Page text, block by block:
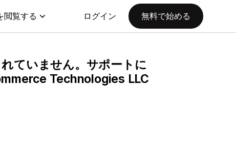
閲覧する ログイン 無料で始める
ていません。サポートに
Technologies LLC